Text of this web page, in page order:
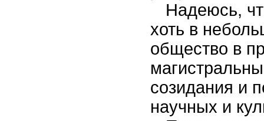
Надеюсь,
хоть в
общество в
созидания и
научных и